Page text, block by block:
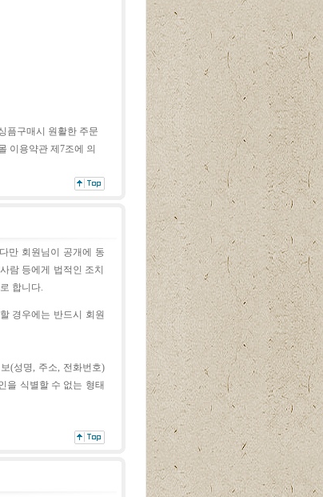
픔구매시 원활한 주문
이용약관 제7조에 의
만 회원님이 공개에 동
람 등에게 법적인 조치
합니다.
경우에는 반드시 회원
(성명, 주소, 전화번호)
을 식별할 수 없는 형태